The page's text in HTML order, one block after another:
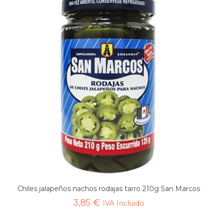
Chiles jalapeños nachos rodajas tarro 210g San Marcos
3,85 € IVA Incluido